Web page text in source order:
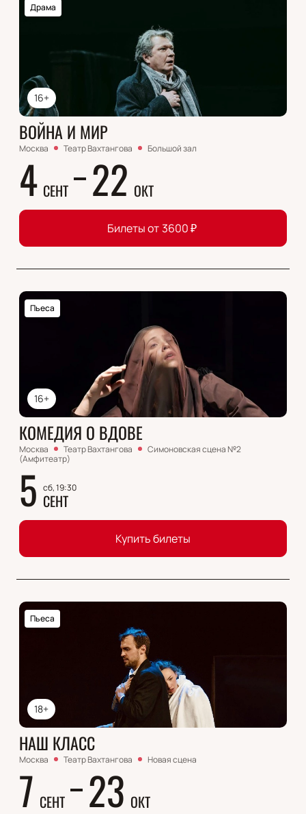
16+
Драма
ВОЙНА И МИР
Москва Театр Вахтангова Большой зал
4 СЕНТ 22 ОКТ
Билеты от 3600₽
16+
Пьеса
КОМЕДИЯ О ВДОВЕ
Москва Театр Вахтангова
Симоновская сцена №2
(Амфитеатр)
5 сб, 19:30
СЕНТ
Купить билеты
18+
Пьеса
НАШ КЛАСС
Москва Театр Вахтангова Новая сцена
7 СЕНТ 23 ОКТ